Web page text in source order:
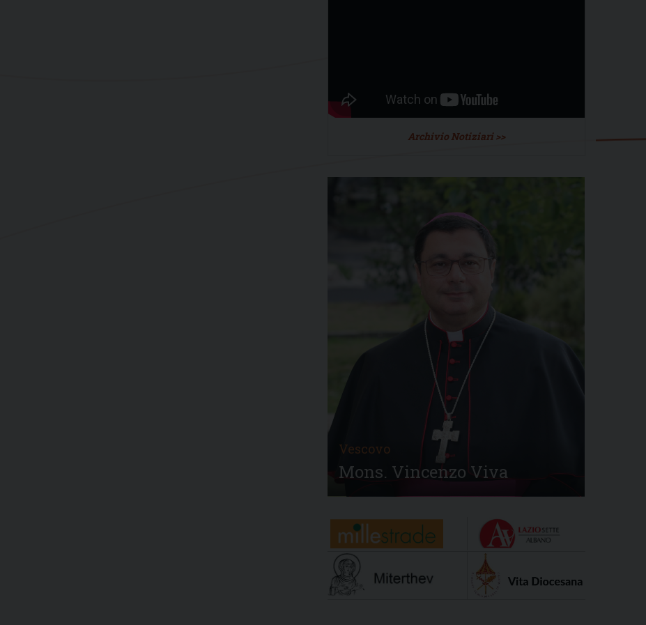
Archivio Notiziari >>
Vescovo
Mons. Vincenzo Viva